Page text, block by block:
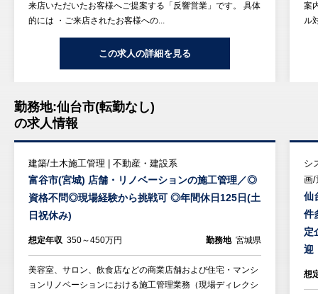
来店いただいたお客様へご提案する「反響営業」です。 具体
的には ・ご来店されたお客様への...
この求人の詳細を見る
案
ル
勤務地:仙台市(転勤なし)
の求人情報
建築/土木施工管理 | 不動産・建設系
富谷市(宮城) 店舗・リノベーションの施工管理／◎
資格不問◎現場経験から挑戦可 ◎年間休日125日(土
日祝休み)
想定年収 350～450万円 勤務地 宮城県
美容室、サロン、飲食店などの商業店舗および住宅・マンシ
ョンリノベーションにおける施工管理業務（現場ディレクシ
シ
画/
仙
件
定
迎
想